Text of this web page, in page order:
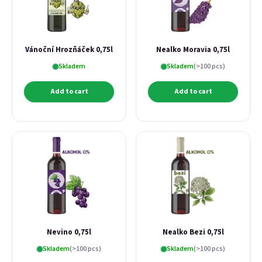
Password
Login
New registration Forgotten password
Vánoční Hrozňáček 0,75l
Skladem
Add to cart
Nealko Moravia 0,75l
Skladem(>100 pcs)
Add to cart
Nevino 0,75l
Skladem(>100 pcs)
Nealko Bezi 0,75l
Skladem(>100 pcs)